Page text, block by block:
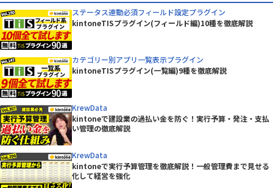
ステータス連動必須フィールド設定プラグイン
kintoneTISプラグイン(フィールド編)10種を徹底解説
カテゴリー別アプリ一覧表示プラグイン
kintoneTISプラグイン(一覧編)9種を徹底解説
KrewData
kintoneで建設業の過払い金を防ぐ！実行予算・発注・支払
い管理の徹底解説
KrewData
kintoneで実行予算管理を徹底解説！一般管理費まで見せる
化して経営を強化